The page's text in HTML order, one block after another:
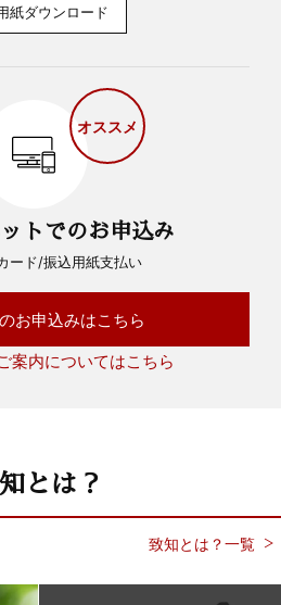
紙ダウンロード
オススメ
トでのお申込み
ード/振込用紙支払い
お申込みはこちら
案内についてはこちら
とは？
致知とは？一覧